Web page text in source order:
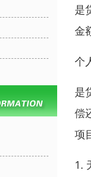
是
金
个
是
偿
项
1.